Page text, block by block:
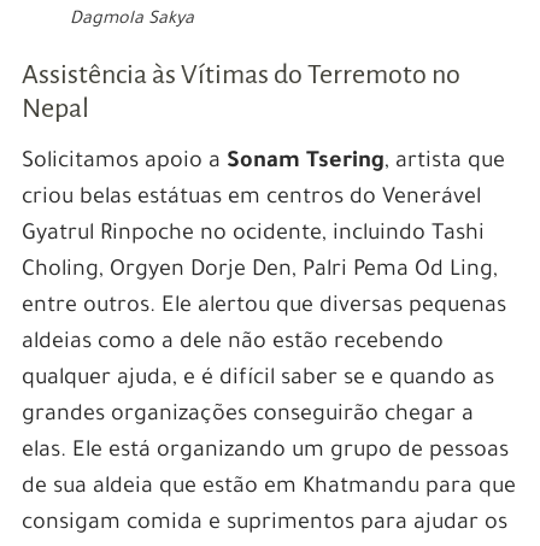
Dagmola Sakya
Assistência às Vítimas do Terremoto no
Nepal
Solicitamos apoio a Sonam Tsering, artista que
criou belas estátuas em centros do Venerável
Gyatrul Rinpoche no ocidente, incluindo Tashi
Choling, Orgyen Dorje Den, Palri Pema Od Ling,
entre outros. Ele alertou que diversas pequenas
aldeias como a dele não estão recebendo
qualquer ajuda, e é difícil saber se e quando as
grandes organizações conseguirão chegar a
elas. Ele está organizando um grupo de pessoas
de sua aldeia que estão em Khatmandu para que
consigam comida e suprimentos para ajudar os